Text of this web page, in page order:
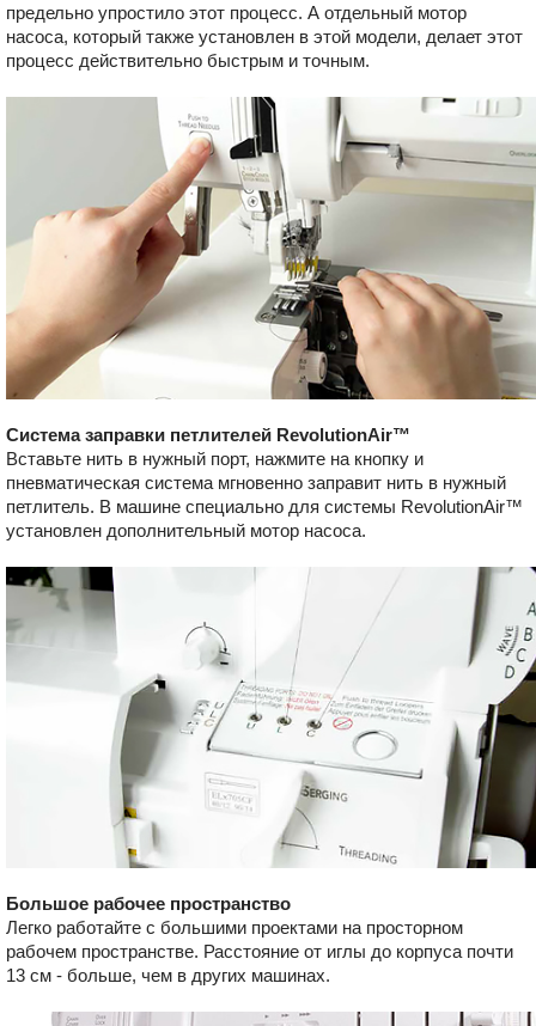
предельно упростило этот процесс. А отдельный мотор
насоса, который также установлен в этой модели, делает этот
процесс действительно быстрым и точным.
Система заправки петлителей RevolutionAir™
Вставьте нить в нужный порт, нажмите на кнопку и
пневматическая система мгновенно заправит нить в нужный
петлитель. В машине специально для системы RevolutionAir™
установлен дополнительный мотор насоса.
Большое рабочее пространство
Легко работайте с большими проектами на просторном
рабочем пространстве. Расстояние от иглы до корпуса почти
13 см - больше, чем в других машинах.